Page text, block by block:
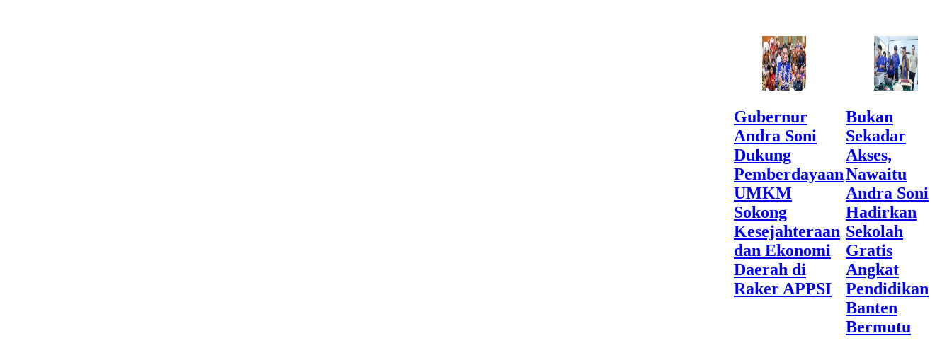
Gubernur
Andra Soni
Dukung
Pemberdayaan
UMKM
Sokong
Kesejahteraan
dan Ekonomi
Daerah di
Raker APPSI
Bukan
Sekadar
Akses,
Nawaitu
Andra Soni
Hadirkan
Sekolah
Gratis
Angkat
Pendidikan
Banten
Bermutu